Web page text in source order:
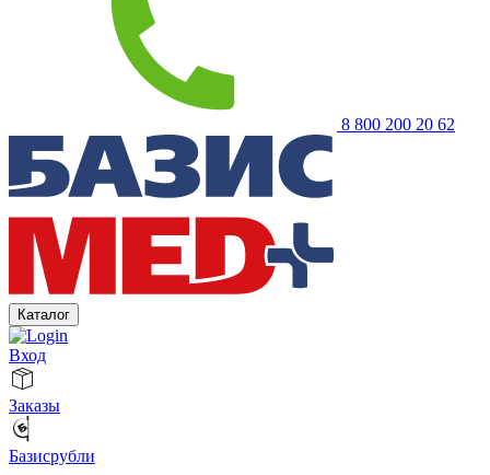
8 800 200 20 62
Каталог
Вход
Заказы
Базисрубли